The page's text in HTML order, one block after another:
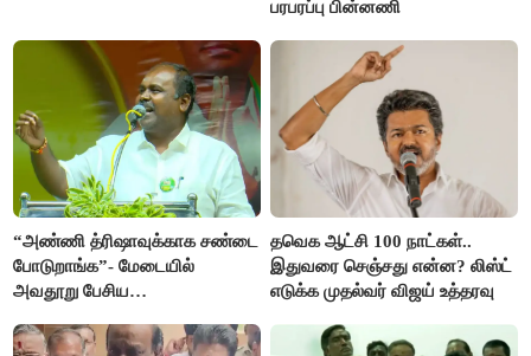
பரபரப்பு பின்னணி
“அண்ணி த்ரிஷாவுக்காக சண்டை
போடுறாங்க”- மேடையில்
அவதூறு பேசிய
தவெக ஆட்சி 100 நாட்கள்..
இதுவரை செஞ்சது என்ன? லிஸ்ட்
எடுக்க முதல்வர் விஜய் உத்தரவு